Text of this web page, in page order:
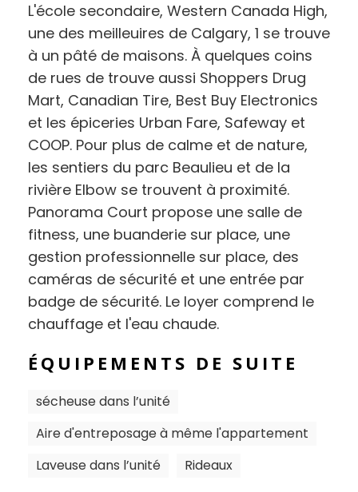
L'école secondaire, Western Canada High,
une des meilleuires de Calgary, 1 se trouve
à un pâté de maisons. À quelques coins
de rues de trouve aussi Shoppers Drug
Mart, Canadian Tire, Best Buy Electronics
et les épiceries Urban Fare, Safeway et
COOP. Pour plus de calme et de nature,
les sentiers du parc Beaulieu et de la
rivière Elbow se trouvent à proximité.
Panorama Court propose une salle de
fitness, une buanderie sur place, une
gestion professionnelle sur place, des
caméras de sécurité et une entrée par
badge de sécurité. Le loyer comprend le
chauffage et l'eau chaude.
ÉQUIPEMENTS DE SUITE
sécheuse dans l’unité
Aire d'entreposage à même l'appartement
Laveuse dans l’unité
Rideaux